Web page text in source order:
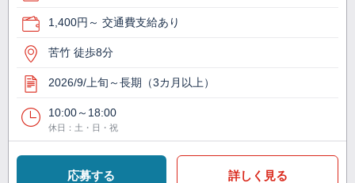
1,400円～ 交通費支給あり
苦竹 徒歩8分
2026/9/上旬～長期（3カ月以上）
10:00～18:00
休日：土・日・祝
応募する 詳しく見る